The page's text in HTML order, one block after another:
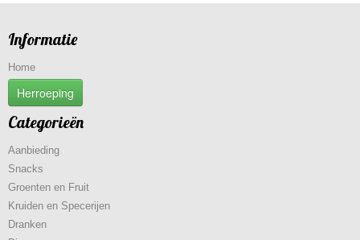
Informatie
Home
Herroeping
Categorieën
Aanbieding
Snacks
Groenten en Fruit
Kruiden en Specerijen
Dranken